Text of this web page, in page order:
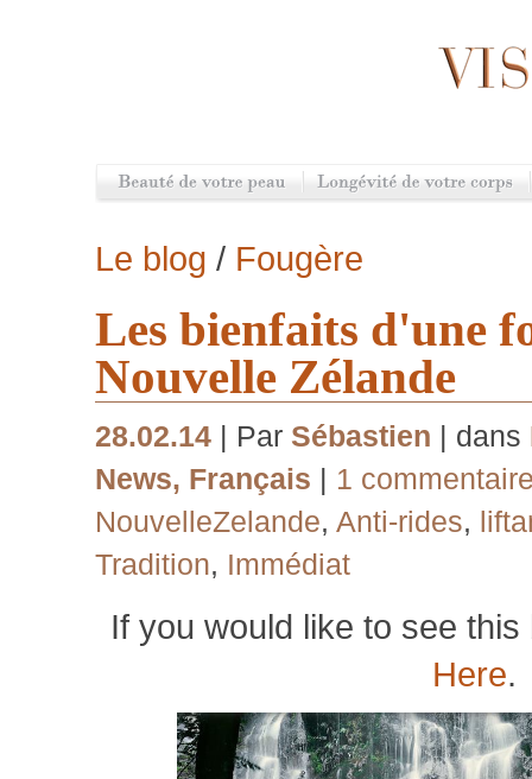
Le blog / Fougère
Les bienfaits d'une
Nouvelle Zélande
28.02.14 | Par Sébastien | dans
News, Français | 1
NouvelleZelande, Anti-rides,
Tradition, Immédiat
If you would like to see
Here.